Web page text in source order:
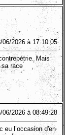
06/2026 à 17:10:05
Mais
sa race
06/2026 à 08:49:28
eu l’occasion d'en